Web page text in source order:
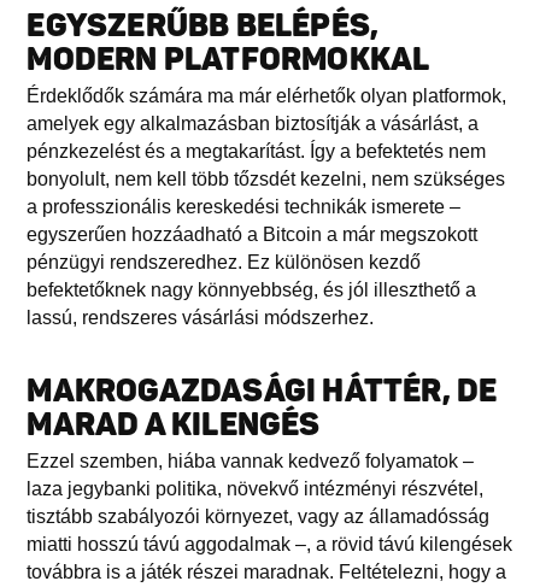
EGYSZERŰBB BELÉPÉS,
MODERN PLATFORMOKKAL
Érdeklődők számára ma már elérhetők olyan platformok,
amelyek egy alkalmazásban biztosítják a vásárlást, a
pénzkezelést és a megtakarítást. Így a befektetés nem
bonyolult, nem kell több tőzsdét kezelni, nem szükséges
a professzionális kereskedési technikák ismerete –
egyszerűen hozzáadható a Bitcoin a már megszokott
pénzügyi rendszeredhez. Ez különösen kezdő
befektetőknek nagy könnyebbség, és jól illeszthető a
lassú, rendszeres vásárlási módszerhez.
MAKROGAZDASÁGI HÁTTÉR, DE
MARAD A KILENGÉS
Ezzel szemben, hiába vannak kedvező folyamatok –
laza jegybanki politika, növekvő intézményi részvétel,
tisztább szabályozói környezet, vagy az államadósság
miatti hosszú távú aggodalmak –, a rövid távú kilengések
továbbra is a játék részei maradnak. Feltételezni, hogy a